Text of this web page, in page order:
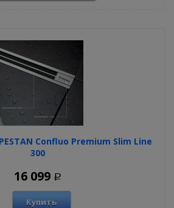
Confluo Premium Slim Line
300
16 099 Р
Купить